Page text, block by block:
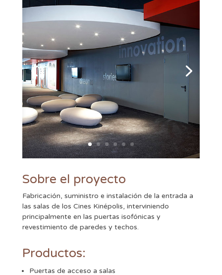
Sobre el proyecto
Fabricación, suministro e instalación de la entrada a
las salas de los Cines Kinépolis, interviniendo
principalmente en las puertas isofónicas y
revestimiento de paredes y techos.
Productos:
Puertas de acceso a salas